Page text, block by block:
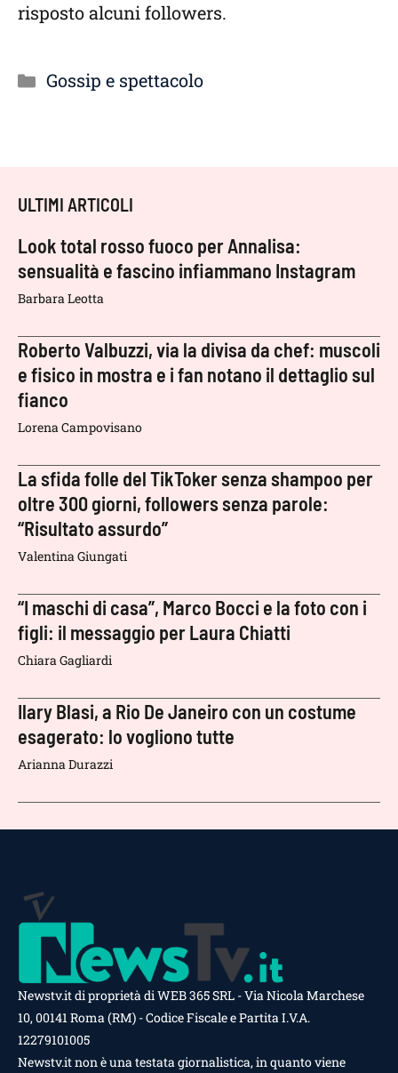
risposto alcuni followers.
Categorie
Gossip e spettacolo
ULTIMI ARTICOLI
Look total rosso fuoco per Annalisa:
sensualità e fascino infiammano Instagram
Barbara Leotta
Roberto Valbuzzi, via la divisa da chef: muscoli
e fisico in mostra e i fan notano il dettaglio sul
fianco
Lorena Campovisano
La sfida folle del TikToker senza shampoo per
oltre 300 giorni, followers senza parole:
“Risultato assurdo”
Valentina Giungati
“I maschi di casa”, Marco Bocci e la foto con i
figli: il messaggio per Laura Chiatti
Chiara Gagliardi
Ilary Blasi, a Rio De Janeiro con un costume
esagerato: lo vogliono tutte
Arianna Durazzi
Newstv.it di proprietà di WEB 365 SRL - Via Nicola Marchese
10, 00141 Roma (RM) - Codice Fiscale e Partita I.V.A.
12279101005
Newstv.it non è una testata giornalistica, in quanto viene